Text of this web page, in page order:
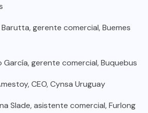
Barutta, gerente comercial, Buemes
García, gerente comercial, Buquebus
CEO, Cynsa Uruguay
Slade, asistente comercial, Furlong